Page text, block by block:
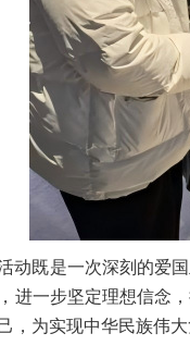
动既是一次深刻的爱
进一步坚定理想信念
，为实现中华民族伟